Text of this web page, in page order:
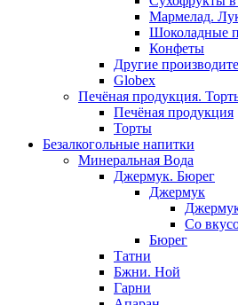
Мармелад.
Шоколадные
Конфеты
Другие
Globex
Печёная продукция.
Печёная продукция
Торты
Безалкогольные напитки
Минеральная Вода
Джермук. Бюрег
Джермук
Со
Бюрег
Татни
Бжни. Ной
Гарни